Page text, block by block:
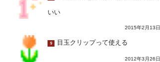
いい
2015年2月13日
9 目玉クリップって使える
2012年3月26日